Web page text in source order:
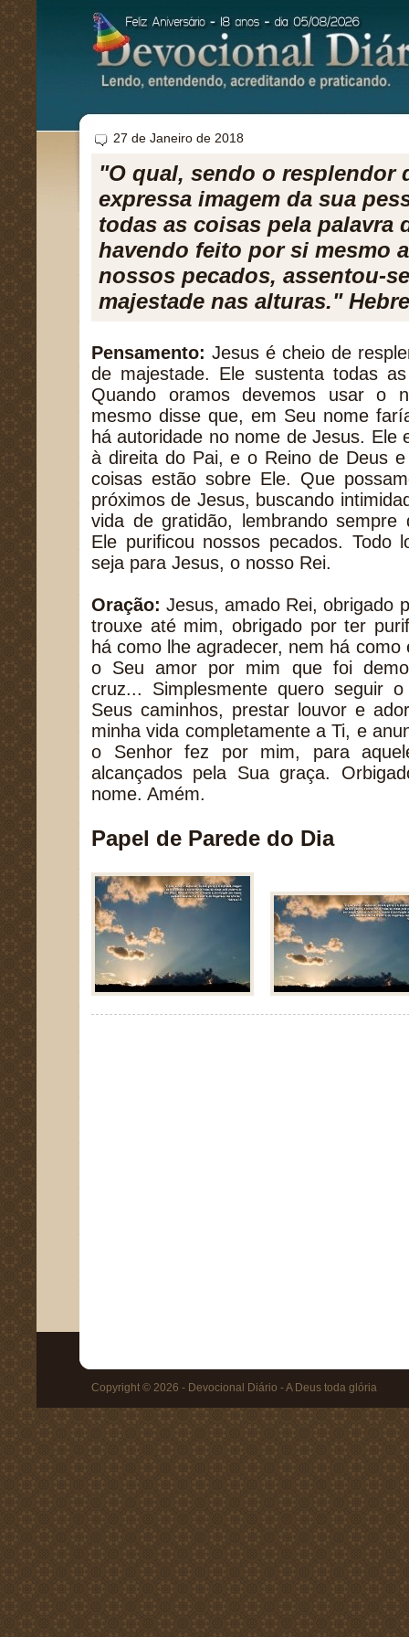
27 de Janeiro de 2018
"O qual, sendo o resplendor
expressa imagem da sua
todas as coisas pela palavra
havendo feito por si mesmo
nossos pecados, assentou-
majestade nas alturas."
Pensamento: Jesus é cheio de
de majestade. Ele sustenta todas
Quando oramos devemos usar o
mesmo disse que, em Seu nome
há autoridade no nome de Jesus. Ele
à direita do Pai, e o Reino de Deus
coisas estão sobre Ele. Que
próximos de Jesus, buscando
vida de gratidão, lembrando sempre
Ele purificou nossos pecados. Todo
seja para Jesus, o nosso Rei.
Oração: Jesus, amado Rei, obrigado
trouxe até mim, obrigado por ter
há como lhe agradecer, nem há
o Seu amor por mim que foi
cruz... Simplesmente quero seguir
Seus caminhos, prestar louvor e
minha vida completamente a Ti, e
o Senhor fez por mim, para
alcançados pela Sua graça.
nome. Amém.
Papel de Parede do Dia
Copyright © 2026 - Devocional Diário - A Deus toda glória